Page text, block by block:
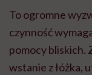
To ogromne
czynność
pomocy bliskich.
wstanie z łóżka,